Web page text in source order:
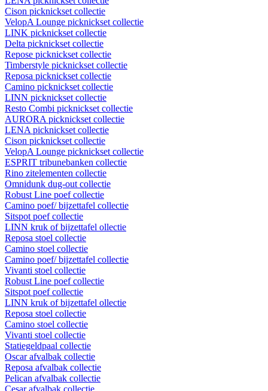
Cison picknickset collectie
VelopA Lounge picknickset collectie
LINK picknickset collectie
Delta picknickset collectie
Repose picknickset collectie
Timberstyle picknickset collectie
Reposa picknickset collectie
Camino picknickset collectie
LINN picknickset collectie
Resto Combi picknickset collectie
AURORA picknickset collectie
LENA picknickset collectie
Cison picknickset collectie
VelopA Lounge picknickset collectie
ESPRIT tribunebanken collectie
Rino zitelementen collectie
Omnidunk dug-out collectie
Robust Line poef collectie
Camino poef/ bijzettafel collectie
Sitspot poef collectie
LINN kruk of bijzettafel ollectie
Reposa stoel collectie
Camino stoel collectie
Camino poef/ bijzettafel collectie
Vivanti stoel collectie
Robust Line poef collectie
Sitspot poef collectie
LINN kruk of bijzettafel ollectie
Reposa stoel collectie
Camino stoel collectie
Vivanti stoel collectie
Statiegeldpaal collectie
Oscar afvalbak collectie
Reposa afvalbak collectie
Pelican afvalbak collectie
Cesar afvalbak collectie